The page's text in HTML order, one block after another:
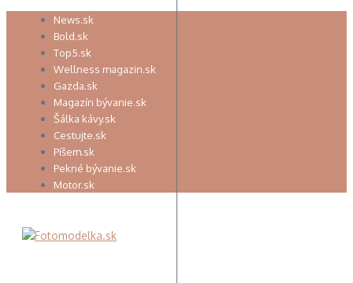
Preskočiť
News.sk
Bold.sk
Top5.sk
Wellness magazin.sk
Gazda.sk
Magazín bývanie.sk
Šálka kávy.sk
Cestujte.sk
Píšem.sk
Pekné bývanie.sk
Motor.sk